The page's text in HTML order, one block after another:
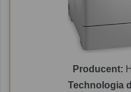
Producent:
Technologia